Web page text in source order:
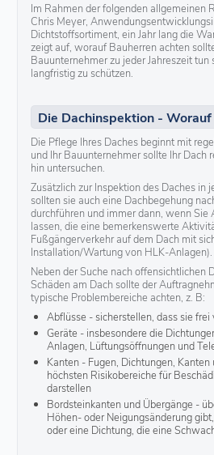
Im Rahmen der folgenden allgemeinen
Chris Meyer,
Dichtstoffsortiment, ein Jahr lang die
zeigt auf, worauf Bauherren achten
Bauunternehmer zu jeder Jahreszeit tun
langfristig zu schützen.
Die Dachinspektion - Worauf
Die Pflege Ihres Daches beginnt mit
und Ihr Bauunternehmer sollte Ihr Dach
hin untersuchen.
Zusätzlich zur Inspektion des Daches in
sollten sie auch eine Dachbegehung
durchführen und immer dann, wenn Sie
lassen, die eine bemerkenswerte
Fußgängerverkehr auf dem Dach mit
Installation/Wartung von HLK-Anlagen).
Neben der Suche nach offensichtlichen
Schäden am Dach sollte der
typische Problembereiche achten, z. B:
Abflüsse - sicherstellen, dass sie
Geräte - insbesondere die
Anlagen, Lüftungsöffnungen und
Kanten - Fugen, Dichtungen, Kanten
höchsten Risikobereiche für
darstellen
Bordsteinkanten und Übergänge -
Höhen- oder Neigungsänderung
oder eine Dichtung, die eine